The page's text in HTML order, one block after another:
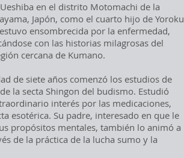
en el distrito Motomachi de la
Japón, como el cuarto hijo de Yoroku
ensombrecida por la enfermedad,
con las historias milagrosas del
cercana de Kumano.
de siete años comenzó los estudios de
la secta Shingon del budismo. Estudió
interés por las medicaciones,
esotérica. Su padre, interesado en que le
propósitos mentales, también lo animó a
de la práctica de la lucha sumo y la